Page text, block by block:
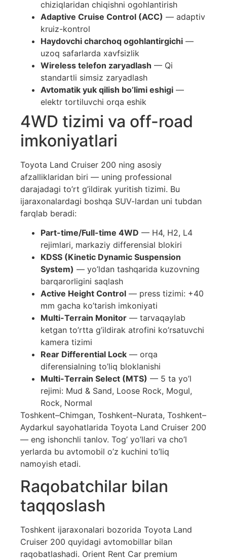
chiziqlaridan chiqishni ogohlantirish
Adaptive Cruise Control (ACC) — adaptiv
kruiz-kontrol
Haydovchi charchoq ogohlantirgichi —
uzoq safarlarda xavfsizlik
Wireless telefon zaryadlash — Qi
standartli simsiz zaryadlash
Avtomatik yuk qilish bo’limi eshigi —
elektr tortiluvchi orqa eshik
4WD tizimi va off-road
imkoniyatlari
Toyota Land Cruiser 200 ning asosiy
afzalliklaridan biri — uning professional
darajadagi to’rt g’ildirak yuritish tizimi. Bu
ijaraxonalardagi boshqa SUV-lardan uni tubdan
farqlab beradi:
Part-time/Full-time 4WD — H4, H2, L4
rejimlari, markaziy differensial blokiri
KDSS (Kinetic Dynamic Suspension
System) — yo’ldan tashqarida kuzovning
barqarorligini saqlash
Active Height Control — press tizimi: +40
mm gacha ko’tarish imkoniyati
Multi-Terrain Monitor — tarvaqaylab
ketgan to’rtta g’ildirak atrofini ko’rsatuvchi
kamera tizimi
Rear Differential Lock — orqa
diferensialning to’liq bloklanishi
Multi-Terrain Select (MTS) — 5 ta yo’l
rejimi: Mud & Sand, Loose Rock, Mogul,
Rock, Normal
Toshkent–Chimgan, Toshkent–Nurata, Toshkent–
Aydarkul sayohatlarida Toyota Land Cruiser 200
— eng ishonchli tanlov. Tog’ yo’llari va cho’l
yerlarda bu avtomobil o’z kuchini to’liq
namoyish etadi.
Raqobatchilar bilan
taqqoslash
Toshkent ijaraxonalari bozorida Toyota Land
Cruiser 200 quyidagi avtomobillar bilan
raqobatlashadi. Orient Rent Car premium